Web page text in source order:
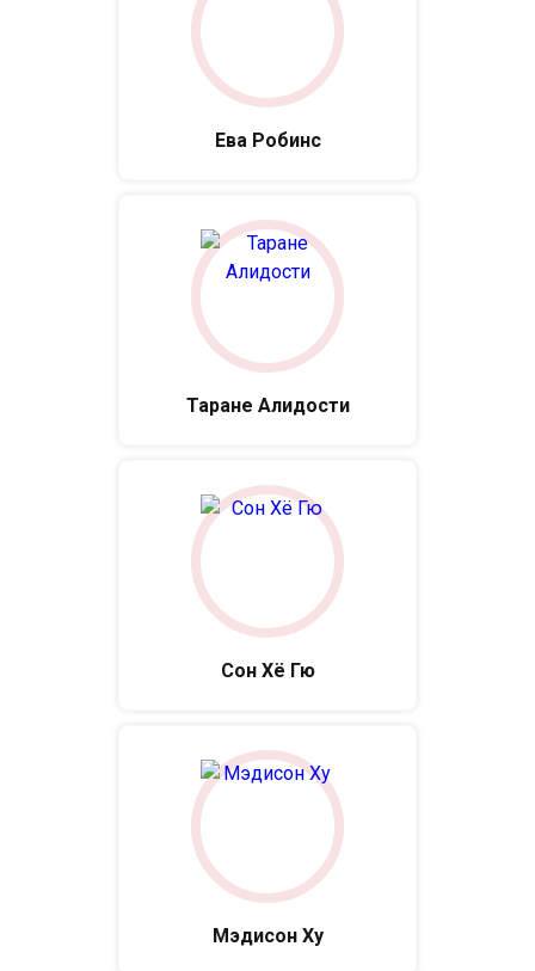
Ева Робинс
Таране Алидости
Сон Хё Гю
Мэдисон Ху